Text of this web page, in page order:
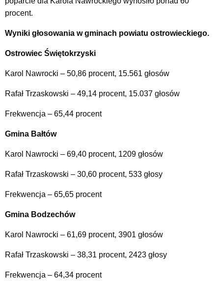
procent.
Wyniki głosowania w gminach powiatu ostrowieckiego.
Ostrowiec Świętokrzyski
Karol Nawrocki – 50,86 procent, 15.561 głosów
Rafał Trzaskowski – 49,14 procent, 15.037 głosów
Frekwencja – 65,44 procent
Gmina Bałtów
Karol Nawrocki – 69,40 procent, 1209 głosów
Rafał Trzaskowski – 30,60 procent, 533 głosy
Frekwencja – 65,65 procent
Gmina Bodzechów
Karol Nawrocki – 61,69 procent, 3901 głosów
Rafał Trzaskowski – 38,31 procent, 2423 głosy
Frekwencja – 64,34 procent